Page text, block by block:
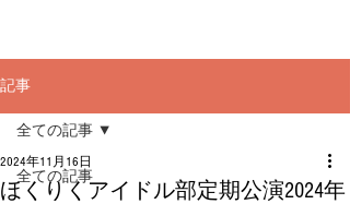
記事
全ての記事
全ての記事
ほくりくアイドル部定期公演2024年
2024年11月16日